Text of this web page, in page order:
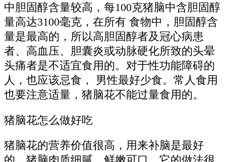
中胆固醇含量较高，每100克猪脑中含胆固醇
量高达3100毫克，在所有 食物中，胆固醇含
量是最高的，所以高胆固醇者及冠心病患
者、高血压、胆囊炎或动脉硬化所致的头晕
头痛者是不适宜食用的。对于性功能障碍的
人，也应该忌食， 男性最好少食。常人食用
也要注意适量，猪脑花不能过量食用的。
猪脑花怎么做好吃
猪脑花的营养价值很高，用来补脑是最好